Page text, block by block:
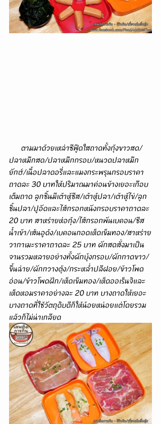
ปลาหมึกสด/ปลาหมึกกรอบ/หนวดปลาหมึก
ยักษ์/เนื้อปลาดอรี่และแมงกระพรุนกรอบราคา
ถาดละ 30 บาทให้ปริมาณมาค่อนข้างเยอะเกือบ
เต็มถาด ลูกชิ้นมีเต้าหู้ชีส/เต้าหู้ปลา/เต้าหู้ไข่/ลูก
ชิ้นปลา/ปูอัดและไส้กรอกหนังกรอบราคาถาดละ
20 บาท สาหร่ายห่อกุ้ง/ไส้กรอกพันเบคอน/ชีส
น้ำเข้า/เส้นอูด้ง/เบคอนกอดเห็ดเข็มทอง/สาหร่าย
วากาเมะราคาถาดละ 25 บาท ผักสดสั่งมาเป็น
จานรวมหลายอย่างทั้งผักบุ้งกรอบ/ผักกาดขาว/
ขึ้นฉ่าย/ผักกวางตุ้ง/กระหล่ำปลีฝอย/ข้าวโพด
อ่อน/ข้าวโพดฝัก/เห็ดเข็มทอง/เห็ดออเร็นจิและ
เห็ดหอมราคาอย่างละ 20 บาท บางถาดให้เยอะ
บางถาดที่ใช้วัตถุดิบดีก็ให้น้อยหน่อยแต่โดยรวม
แล้วก็ไม่น่าเกลียด